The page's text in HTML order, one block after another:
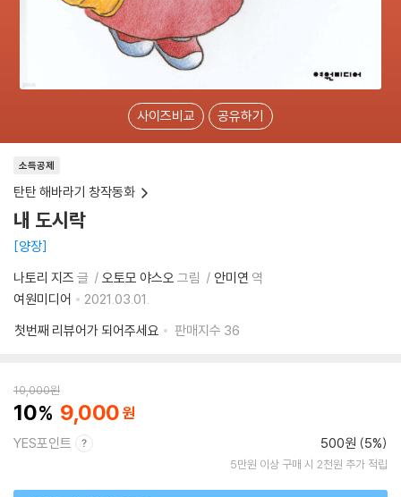
사이즈비교 공유하기
소득공제
탄탄 해바라기 창작동화
내 도시락
양장
나토리 지즈 글 오토모 야스오 그림 안미연 역
여원미디어
2021.03.01.
첫번째 리뷰어가 되어주세요
판매지수 36
10,000원
10 9,000
YES포인트 500원 (5%)
5만원 이상 구매 시 2천원 추가 적립